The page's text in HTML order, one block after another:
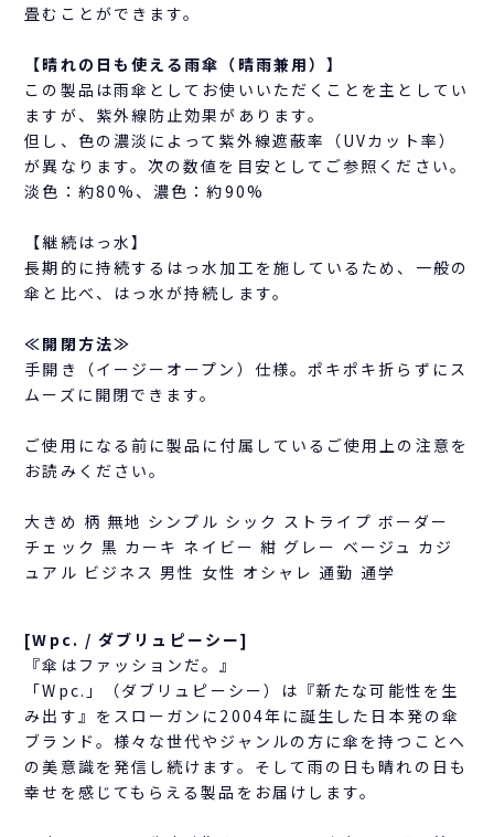
畳むことができます。
【晴れの日も使える雨傘（晴雨兼用）】
この製品は雨傘としてお使いいただくことを主としてい
ますが、紫外線防止効果があります。
但し、色の濃淡によって紫外線遮蔽率（UVカット率）
が異なります。次の数値を目安としてご参照ください。
淡色：約80%、濃色：約90%
【継続はっ水】
長期的に持続するはっ水加工を施しているため、一般の
傘と比べ、はっ水が持続します。
≪開閉方法≫
手開き（イージーオープン）仕様。ポキポキ折らずにス
ムーズに開閉できます。
ご使用になる前に製品に付属しているご使用上の注意を
お読みください。
大きめ 柄 無地 シンプル シック ストライプ ボーダー
チェック 黒 カーキ ネイビー 紺 グレー ベージュ カジ
ュアル ビジネス 男性 女性 オシャレ 通勤 通学
[Wpc. / ダブリュピーシー]
『傘はファッションだ。』
「Wpc.」（ダブリュピーシー）は『新たな可能性を生
み出す』をスローガンに2004年に誕生した日本発の傘
ブランド。様々な世代やジャンルの方に傘を持つことへ
の美意識を発信し続けます。そして雨の日も晴れの日も
幸せを感じてもらえる製品をお届けします。